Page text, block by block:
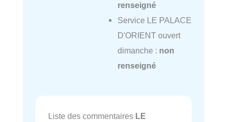
renseigné
Service LE PALACE
D'ORIENT ouvert
dimanche : non
renseigné
Liste des commentaires LE